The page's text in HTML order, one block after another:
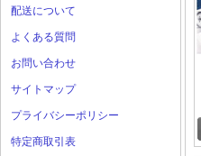
配送について
よくある質問
お問い合わせ
サイトマップ
プライバシーポリシー
特定商取引表